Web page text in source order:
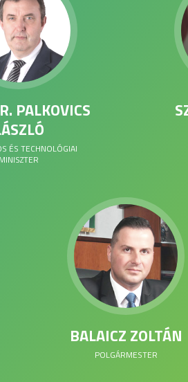
PALKOVICS
ÉS TECHNOLÓGIAI
MINISZTER
BALAICZ ZOLTÁN
POLGÁRMESTER